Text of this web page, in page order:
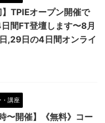
】TPIEオープン開催で
間FT登壇します〜8月
,29日の4日間オンライ
・講座
〜開催】《無料》コー